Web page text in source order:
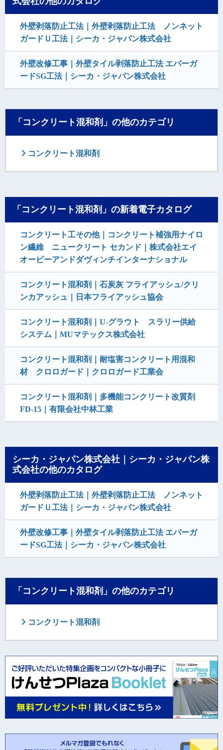
外壁剥落防止工法｜外壁剥落防止工法 ノンネット
ガードＵ工法｜シーカ・ジャパン株式会社
外壁改修工事｜外壁タイル剥落防止工法 エバーガ
ードSG工法｜シーカ・ジャパン株式会社
「コンクリート混和剤」の他のカテゴリ
コンクリート混和剤
「コンクリート混和剤」の新着電子カタログ
コンクリート工その他｜コンクリート補強用ナイロ
ン繊維 ニュークリート セカンド｜株式会社エイ
オービーアンドダヴィンチインターナショナル
コンクリート混和剤｜石炭灰 フライアッシュ/クリ
ンカアッシュ｜日本フライアッシュ協会
コンクリート混和剤｜U-グラウト スラリー供給
システム｜MUマテックス株式会社
コンクリート混和剤｜耐塩害コンクリート用混和
材 クロロガード｜クロロガード工業会
コンクリート混和剤｜多機能コンクリート改質剤
FD-15｜有限会社中林工業
シーカ・ジャパン株式会社｜シーカ・ジャパン株
式会社の他のカタログ
外壁剥落防止工法｜外壁剥落防止工法 ノンネット
ガードＵ工法｜シーカ・ジャパン株式会社
外壁改修工事｜外壁タイル剥落防止工法 エバーガ
ードSG工法｜シーカ・ジャパン株式会社
「コンクリート混和剤」の他のカテゴリ
コンクリート混和剤